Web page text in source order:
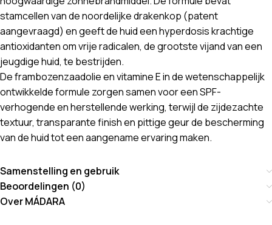
stamcellen van de noordelijke drakenkop (patent
aangevraagd) en geeft de huid een hyperdosis krachtige
antioxidanten om vrije radicalen, de grootste vijand van een
jeugdige huid, te bestrijden.
De frambozenzaadolie en vitamine E in de wetenschappelijk
ontwikkelde formule zorgen samen voor een SPF-
verhogende en herstellende werking, terwijl de zijdezachte
textuur, transparante finish en pittige geur de bescherming
van de huid tot een aangename ervaring maken.
Samenstelling en gebruik
Beoordelingen (0)
Over MÁDARA